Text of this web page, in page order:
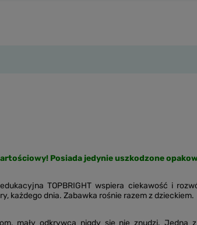
Posiada jedynie uszkodzone
TOPBRIGHT wspiera ciekawość i
każdego dnia. Zabawka rośnie razem z dzieckiem.
mały odkrywca nigdy się nie znudzi.